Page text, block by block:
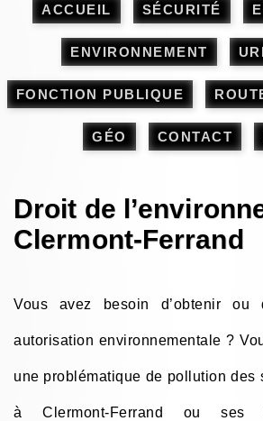
ACCUEIL SÉCURITÉ
ENVIRONNEMENT
FONCTION PUBLIQUE
GÉO CONTACT
Droit de
Clermont-Ferrand
Vous avez besoin d’obtenir ou
autorisation environnementale ?
une problématique de pollution des
à Clermont-Ferrand ou ses